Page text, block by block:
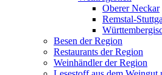
Oberer Neckar
Remstal-
Besen der Region
Restaurants der Region
Weinhändler der Region